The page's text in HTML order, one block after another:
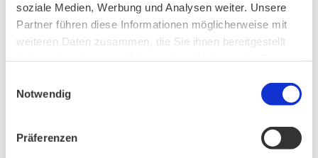
soziale Medien, Werbung und Analysen weiter. Unsere
Partner führen diese Informationen möglicherweise mit
weiteren Daten zusammen, die Sie ihnen bereitgestellt
Notwendig
Präferenzen